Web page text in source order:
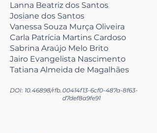
Lanna Beatriz dos Santos
Josiane dos Santos
Vanessa Souza Murça Oliveira
Carla Patrícia Martins Cardoso
Sabrina Araújo Melo Brito
Jairo Evangelista Nascimento
Tatiana Almeida de Magalhães
DOI: 10.46898/rfb.00414f13-6cf0-487a-8f63-
d7def8a9fe91